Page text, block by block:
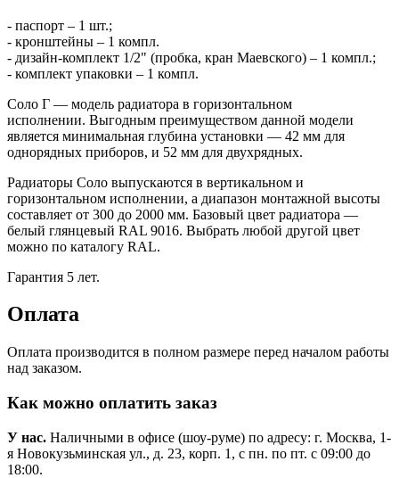
- паспорт – 1 шт.;
- кронштейны – 1 компл.
- дизайн-комплект 1/2" (пробка, кран Маевского) – 1 компл.;
- комплект упаковки – 1 компл.
Соло Г — модель радиатора в горизонтальном
исполнении. Выгодным преимуществом данной модели
является минимальная глубина установки ― 42 мм для
однорядных приборов, и 52 мм для двухрядных.
Радиаторы Соло выпускаются в вертикальном и
горизонтальном исполнении, а диапазон монтажной высоты
составляет от 300 до 2000 мм. Базовый цвет радиатора —
белый глянцевый RAL 9016. Выбрать любой другой цвет
можно по каталогу RAL.
Гарантия 5 лет.
Оплата
Оплата производится в полном размере перед началом работы
над заказом.
Как можно оплатить заказ
У нас. Наличными в офисе (шоу-руме) по адресу: г. Москва, 1-
я Новокузьминская ул., д. 23, корп. 1, с пн. по пт. с 09:00 до
18:00.